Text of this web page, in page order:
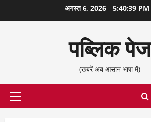
सामग्री
अगस्त 6, 2026 5:40:40 PM
पब्लिक पेज
(खबरें अब आसान भाषा में)
प्राथमिक